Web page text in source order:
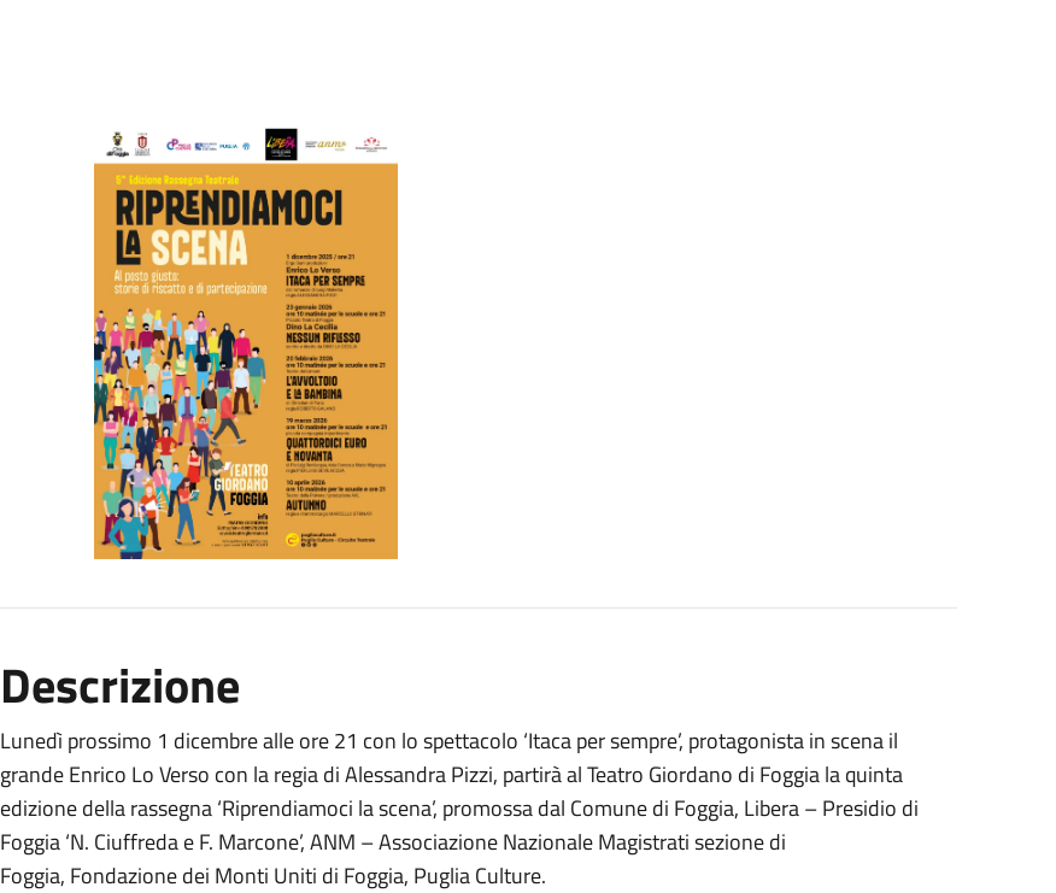
Descrizione
Lunedì prossimo 1 dicembre alle ore 21 con lo spettacolo ‘Itaca per sempre’, protagonista in scena il
grande Enrico Lo Verso con la regia di Alessandra Pizzi, partirà al Teatro Giordano di Foggia la quinta
edizione della rassegna ‘Riprendiamoci la scena’, promossa dal Comune di Foggia, Libera – Presidio di
Foggia ‘N. Ciuffreda e F. Marcone’, ANM – Associazione Nazionale Magistrati sezione di
Foggia, Fondazione dei Monti Uniti di Foggia, Puglia Culture.